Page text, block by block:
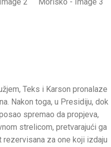
Teks i Karson pronalaze
Nakon toga, u Presidiju, dok
spremao da propjeva,
strelicom, pretvarajući ga
rezervisana za one koji izdaju